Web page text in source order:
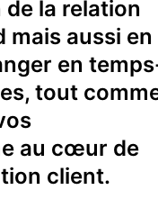
la relation
mais aussi en
en
tout
au cœur de
client.